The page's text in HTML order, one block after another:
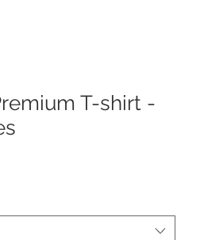
T-shirt -